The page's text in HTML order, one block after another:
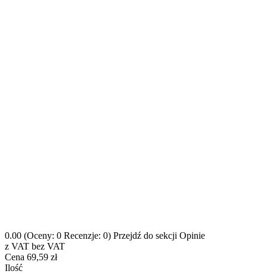
0.00 (Oceny: 0 Recenzje: 0) Przejdź do sekcji Opinie
z VAT bez VAT
Cena 69,59 zł
Ilość